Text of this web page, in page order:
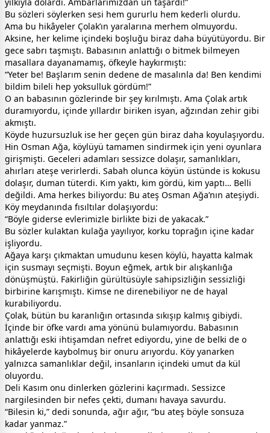
yılkıyla dolardı. Ambarlarımızdan un taşardı!”
Bu sözleri söylerken sesi hem gururlu hem kederli olurdu.
Ama bu hikâyeler Çolak’ın yaralarına merhem olmuyordu.
Aksine, her kelime içindeki boşluğu biraz daha büyütüyordu. Bir
gece sabrı taşmıştı. Babasının anlattığı o bitmek bilmeyen
masallara dayanamamış, öfkeyle haykırmıştı:
“Yeter be! Başlarım senin dedene de masalınla da! Ben kendimi
bildim bileli hep yoksulluk gördüm!”
O an babasının gözlerinde bir şey kırılmıştı. Ama Çolak artık
duramıyordu, içinde yıllardır biriken isyan, ağzından zehir gibi
akmıştı.
Köyde huzursuzluk ise her geçen gün biraz daha koyulaşıyordu.
Hin Osman Ağa, köylüyü tamamen sindirmek için yeni oyunlara
girişmişti. Geceleri adamları sessizce dolaşır, samanlıkları,
ahırları ateşe verirlerdi. Sabah olunca köyün üstünde is kokusu
dolaşır, duman tüterdi. Kim yaktı, kim gördü, kim yaptı… Belli
değildi. Ama herkes biliyordu: Bu ateş Osman Ağa’nın ateşiydi.
Köy meydanında fısıltılar dolaşıyordu:
“Böyle giderse evlerimizle birlikte bizi de yakacak.”
Bu sözler kulaktan kulağa yayılıyor, korku toprağın içine kadar
işliyordu.
Ağaya karşı çıkmaktan umudunu kesen köylü, hayatta kalmak
için susmayı seçmişti. Boyun eğmek, artık bir alışkanlığa
dönüşmüştü. Fakirliğin gürültüsüyle sahipsizliğin sessizliği
birbirine karışmıştı. Kimse ne direnebiliyor ne de hayal
kurabiliyordu.
Çolak, bütün bu karanlığın ortasında sıkışıp kalmış gibiydi.
İçinde bir öfke vardı ama yönünü bulamıyordu. Babasının
anlattığı eski ihtişamdan nefret ediyordu, yine de belki de o
hikâyelerde kaybolmuş bir onuru arıyordu. Köy yanarken
yalnızca samanlıklar değil, insanların içindeki umut da kül
oluyordu.
Deli Kasım onu dinlerken gözlerini kaçırmadı. Sessizce
nargilesinden bir nefes çekti, dumanı havaya savurdu.
“Bilesin ki,” dedi sonunda, ağır ağır, “bu ateş böyle sonsuza
kadar yanmaz.”